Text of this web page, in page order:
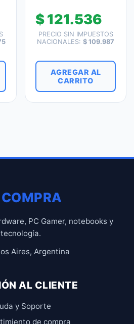
$121.536
PRECIO SIN IMPUESTOS
NACIONALES:$ 109.987
AGREGAR AL
CARRITO
PC Gamer, notebooks y
tecnología.
Aires, Argentina
AL CLIENTE
y Soporte
de compra